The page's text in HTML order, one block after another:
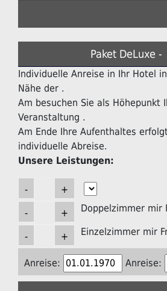
Paket DeLuxe -
Individuelle Anreise in Ihr Hotel
Nähe der .
Am besuchen Sie als Höhepunkt
Veranstaltung .
Am Ende Ihre Aufenthaltes
individuelle Abreise.
Unsere Leistungen:
Doppelzimmer mir
Einzelzimmer mir
Anreise: Anreise: